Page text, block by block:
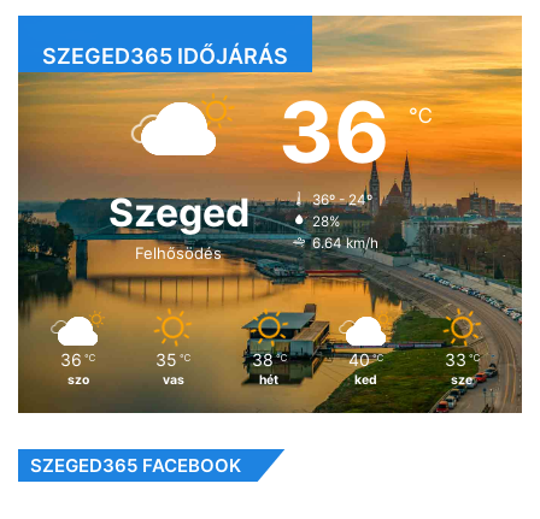
SZEGED365 IDŐJÁRÁS
Szeged
Felhősödés
36℃
36º - 24º
28%
6.64 km/h
36 ℃
szo
35 ℃
vas
38 ℃
hét
40 ℃
ked
33 ℃
sze
SZEGED365 FACEBOOK